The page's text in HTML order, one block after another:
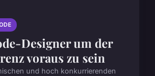
Designer um der
voraus zu sein
und hoch konkurrierenden